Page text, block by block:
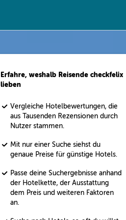
Erfahre, weshalb Reisende checkfelix
lieben
Vergleiche Hotelbewertungen, die
aus Tausenden Rezensionen durch
Nutzer stammen.
Mit nur einer Suche siehst du
genaue Preise für günstige Hotels.
Passe deine Suchergebnisse anhand
der Hotelkette, der Ausstattung
dem Preis und weiteren Faktoren
an.